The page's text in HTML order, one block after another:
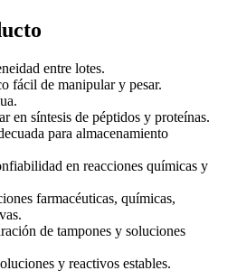
entre lotes.
fácil de manipular y pesar.
en síntesis de péptidos y proteínas.
para almacenamiento
en reacciones químicas y
farmacéuticas, químicas,
de tampones y soluciones
y reactivos estables.